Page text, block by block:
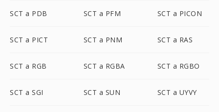
SCT a PDB SCT a PFM SCT a PICON
SCT a PICT SCT a PNM SCT a RAS
SCT a RGB SCT a RGBA SCT a RGBO
SCT a SGI SCT a SUN SCT a UYVY